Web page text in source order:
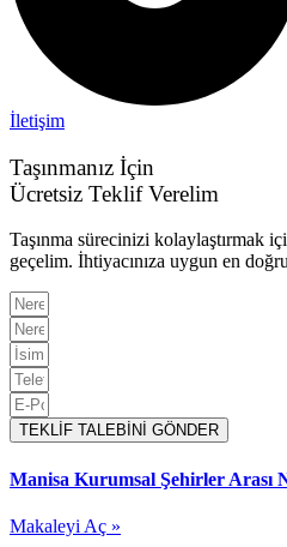
İletişim
Taşınmanız İçin
Ücretsiz Teklif Verelim
Taşınma sürecinizi kolaylaştırmak
geçelim. İhtiyacınıza uygun en
TEKLİF TALEBİNİ GÖNDER
Manisa Kurumsal Şehirler Arası
Makaleyi Aç »